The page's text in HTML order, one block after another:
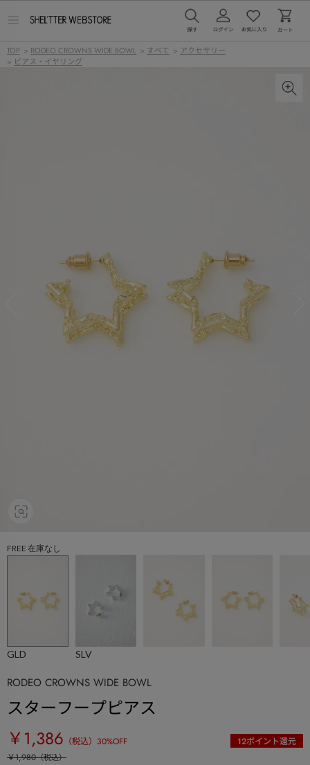
ー
を
TOP > RODEO CROWNS WIDE BOWL > すべて > アクセサリー
> ピアス・イヤリング
FREE 在庫なし
GLD SLV
RODEO CROWNS WIDE BOWL
スターフープピアス
￥1,386 （税込） 30%OFF 12ポイント還元
￥1,980（税込）